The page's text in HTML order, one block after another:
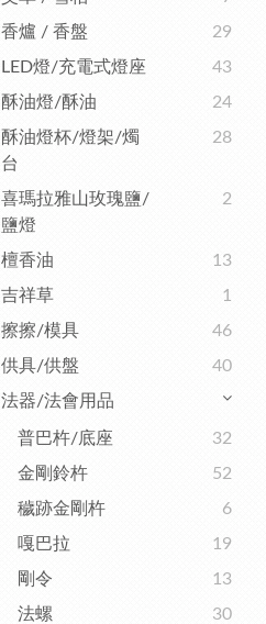
香爐 / 香盤
29
LED燈/充電式燈座
43
酥油燈/酥油
24
酥油燈杯/燈架/燭
台
28
喜瑪拉雅山玫瑰鹽/
鹽燈
2
檀香油
13
吉祥草
1
擦擦/模具
46
供具/供盤
40
法器/法會用品
普巴杵/底座
32
金剛鈴杵
52
穢跡金剛杵
6
嘎巴拉
19
剛令
13
法螺
30